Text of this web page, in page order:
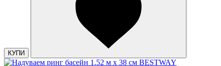
КУПИ